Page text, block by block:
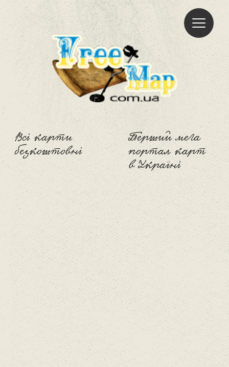
Всі карти
безкоштовні
Freemap
Перший мега
портал карт
в Україні